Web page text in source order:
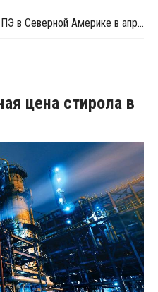
Dow планирует повысить цены ПЭ в Северной Америке в апреле
цена стирола в